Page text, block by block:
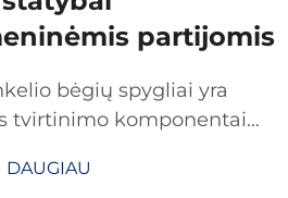
partijomis
bėgių spygliai yra
tvirtinimo komponentai
nes jie yra esminis
DAUGIAU